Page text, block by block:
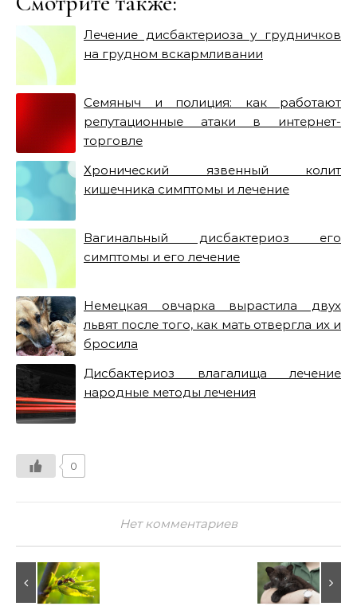
Лечение дисбактериоза у грудничков
на грудном вскармливании
Семяныч и полиция: как работают
репутационные атаки в интернет-
торговле
Хронический язвенный колит
кишечника симптомы и лечение
Вагинальный дисбактериоз его
симптомы и его лечение
Немецкая овчарка вырастила двух
львят после того, как мать отвергла их и
бросила
Дисбактериоз влагалища лечение
народные методы лечения
0
Нет комментариев